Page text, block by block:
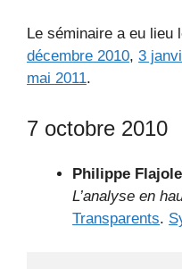
Le séminaire a eu lieu
décembre 2010, 3
mai 2011.
7 octobre 2010
Philippe
L’analyse en
Transparents.